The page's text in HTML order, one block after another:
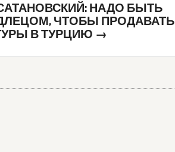
НАДО БЫТЬ
ЧТОБЫ ПРОДАВАТЬ
В ТУРЦИЮ →